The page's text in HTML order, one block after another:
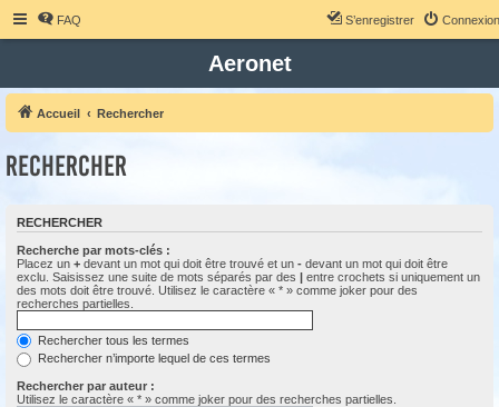
FAQ Connexion
S’enregistrer
Aeronet
Accueil Rechercher
Rechercher
RECHERCHER
Recherche par mots-clés :
Placez un + devant un mot qui doit être trouvé et un - devant un mot qui doit être
exclu. Saisissez une suite de mots séparés par des | entre crochets si uniquement un
des mots doit être trouvé. Utilisez le caractère « * » comme joker pour des
recherches partielles.
Rechercher tous les termes
Rechercher n’importe lequel de ces termes
Rechercher par auteur :
Utilisez le caractère « * » comme joker pour des recherches partielles.